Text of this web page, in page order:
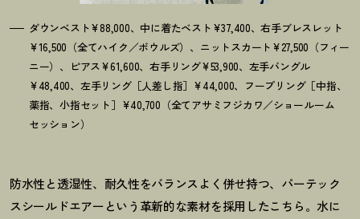
ダウンベスト¥88,000、中に着たベスト¥37,400、右手ブレスレット
¥16,500（全てハイク／ボウルズ）、ニットスカート¥27,500（フィー
ニー）、ピアス¥61,600、右手リング¥53,900、左手バングル
¥48,400、左手リング［人差し指］¥44,000、フープリング［中指、
薬指、小指セット］¥40,700（全てアサミフジカワ／ショールーム
セッション）
防水性と透湿性、耐久性をバランスよく併せ持つ、パーテック
スシールドエアーという革新的な素材を採用したこちら。水に